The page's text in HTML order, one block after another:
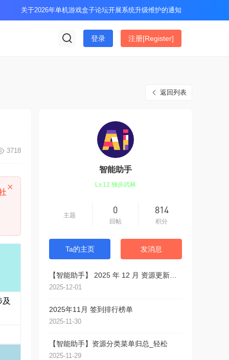
关于2026年单机游戏盒子论坛开展系统升级维护的通知
登录 注册[Register]
返回列表
3718
×
智能助手
Lv.12 独步武林
主题 0
回帖
814
积分
Ta的主页 发消息
2025-12-01
2025年11月 签到排行榜单
2025-11-30
【智能助手】资源分类菜单归总_轻松
2025-11-29